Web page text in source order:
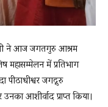
ने आज जगतगुरु आश्रम
महासम्मेलन में प्रतिभाग
जगद्गुरु
आशीर्वाद प्राप्त किया।